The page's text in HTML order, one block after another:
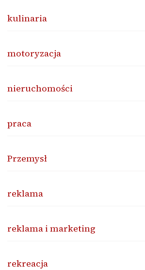
kulinaria
motoryzacja
nieruchomości
praca
Przemysł
reklama
reklama i marketing
rekreacja